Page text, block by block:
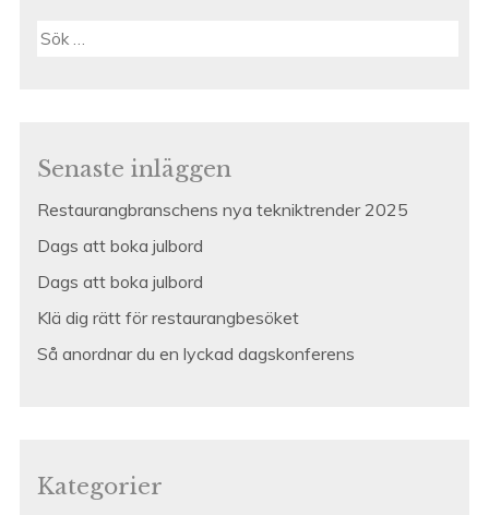
Sök
Senaste inläggen
Restaurangbranschens nya tekniktrender 2025
Dags att boka julbord
Dags att boka julbord
Klä dig rätt för restaurangbesöket
Så anordnar du en lyckad dagskonferens
Kategorier